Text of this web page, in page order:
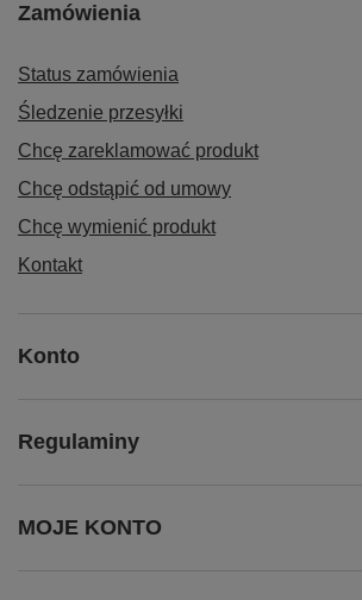
Zamówienia
Status zamówienia
Śledzenie przesyłki
Chcę zareklamować produkt
Chcę odstąpić od umowy
Chcę wymienić produkt
Kontakt
Konto
Regulaminy
MOJE KONTO